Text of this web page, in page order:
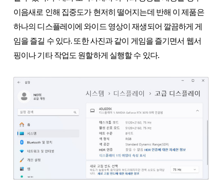
이음새로 인해 집중도가 현저히 떨어지는데 반해 이 제품은
하나의 디스플레이에 와이드 영상이 재생되어 깔끔하게 게
임을 즐길 수 있다. 또한 사진과 같이 게임을 즐기면서 웹서
핑이나 기타 작업도 원할하게 실행할 수 있다.